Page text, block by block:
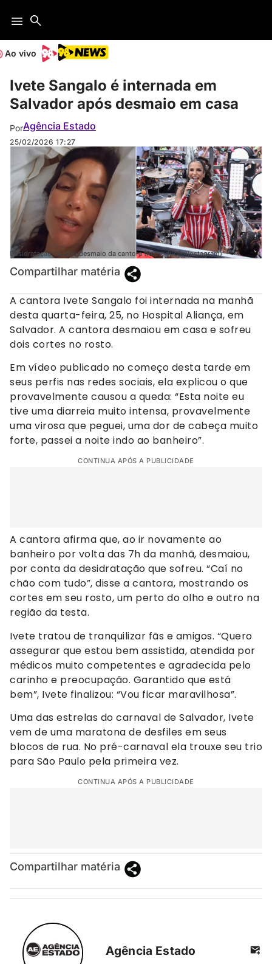
Ao vivo
Ivete Sangalo é internada em
Salvador após desmaio em casa
PorAgência Estado
25/02/2026 17:27
Desidratação causou desmaio da cantora (Reprodução/Instagram)
Compartilhar matéria
A cantora Ivete Sangalo foi internada na manhã
desta quarta-feira, 25, no Hospital Aliança, em
Salvador. A cantora desmaiou em casa e sofreu
dois cortes no rosto.
Em vídeo publicado no começo desta tarde em
seus perfis nas redes sociais, ela explicou o que
provavelmente causou a queda: “Esta noite eu
tive uma diarreia muito intensa, provavelmente
uma virosa que peguei, uma dor de cabeça muito
forte, passei a noite indo ao banheiro”.
CONTINUA APÓS A PUBLICIDADE
A cantora afirma que, ao ir novamente ao
banheiro por volta das 7h da manhã, desmaiou,
por conta da desidratação que sofreu. “Caí no
chão com tudo”, disse a cantora, mostrando os
cortes em seu rosto, um perto do olho e outro na
região da testa.
Ivete tratou de tranquilizar fãs e amigos. “Quero
assegurar que estou bem assistida, atendida por
médicos muito competentes e agradecida pelo
carinho e preocupação. Garantido que está
bem”, Ivete finalizou: “Vou ficar maravilhosa”.
Uma das estrelas do carnaval de Salvador, Ivete
vem de uma maratona de desfiles em seus
blocos de rua. No pré-carnaval ela trouxe seu trio
para São Paulo pela primeira vez.
CONTINUA APÓS A PUBLICIDADE
Compartilhar matéria
Agência Estado